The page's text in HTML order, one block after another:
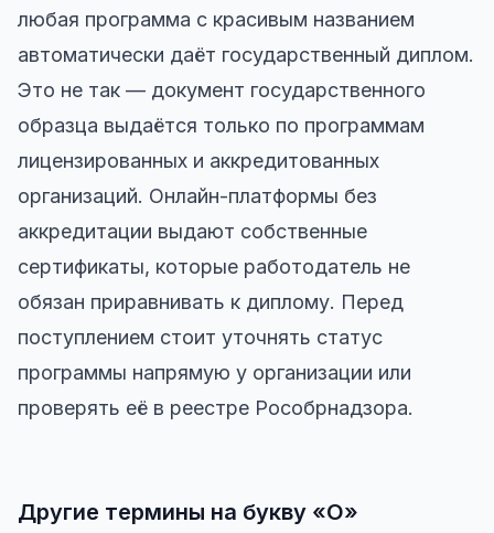
любая программа с красивым названием
автоматически даёт государственный диплом.
Это не так — документ государственного
образца выдаётся только по программам
лицензированных и аккредитованных
организаций. Онлайн-платформы без
аккредитации выдают собственные
сертификаты, которые работодатель не
обязан приравнивать к диплому. Перед
поступлением стоит уточнять статус
программы напрямую у организации или
проверять её в реестре Рособрнадзора.
Другие термины на букву «О»